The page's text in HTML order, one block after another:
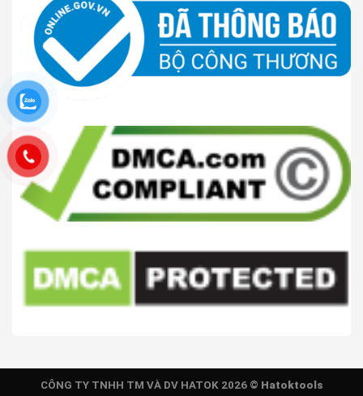
CÔNG TY TNHH TM VÀ DV HATOK 2026 © Hatoktools